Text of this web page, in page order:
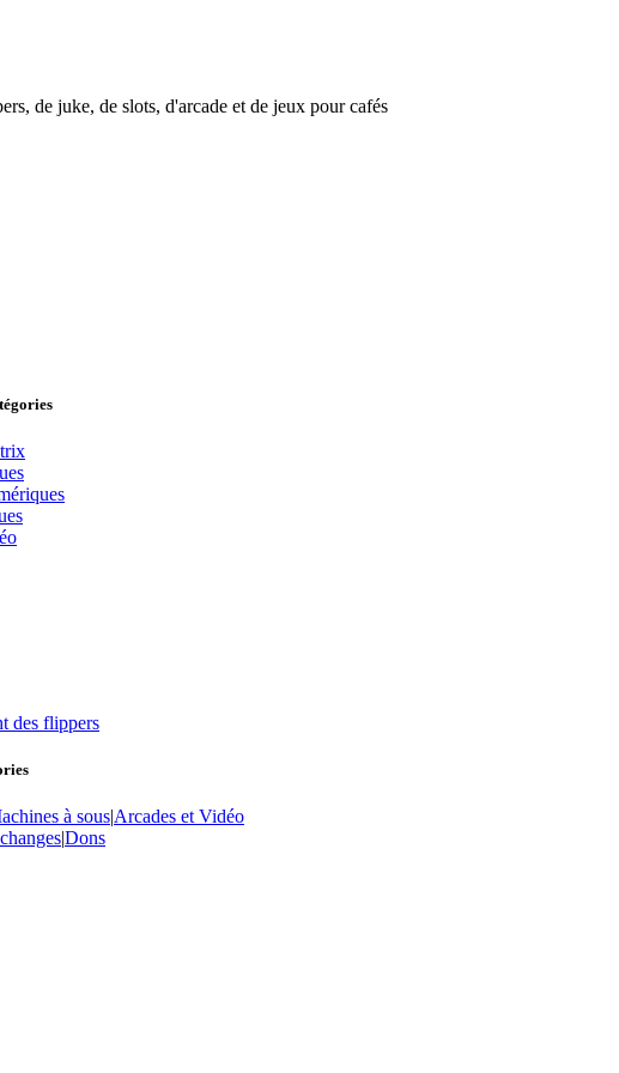
de juke, de slots, d'arcade et de jeux pour cafés
des flippers
à sous|Arcades et Vidéo
|Dons